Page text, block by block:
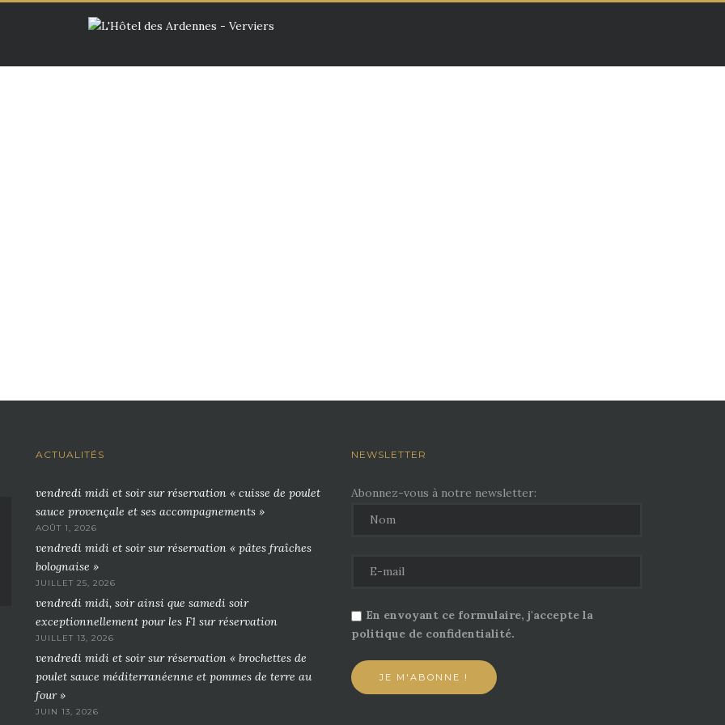
ACTUALITÉS
vendredi midi et soir sur réservation « cuisse de poulet
sauce provençale et ses accompagnements »
AOÛT 1, 2026
vendredi midi et soir sur réservation « pâtes fraîches
bolognaise »
JUILLET 25, 2026
vendredi midi, soir ainsi que samedi soir
exceptionnellement pour les F1 sur réservation
JUILLET 13, 2026
vendredi midi et soir sur réservation « brochettes de
poulet sauce méditerranéenne et pommes de terre au
four »
JUIN 13, 2026
NEWSLETTER
Abonnez-vous à notre newsletter:
En envoyant ce formulaire, j'accepte la
politique de confidentialité.